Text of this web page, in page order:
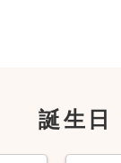
誕生日